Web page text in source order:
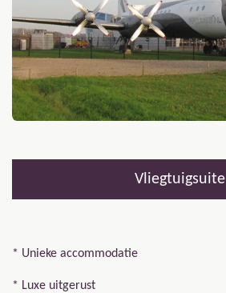
Vliegtuigsuite
* Unieke accommodatie
* Luxe uitgerust